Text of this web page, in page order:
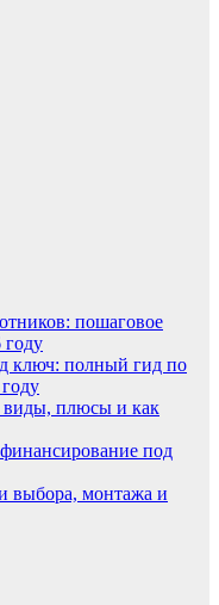
пошаговое
году
ключ: полный гид по
виды, плюсы и как
под
выбора, монтажа и